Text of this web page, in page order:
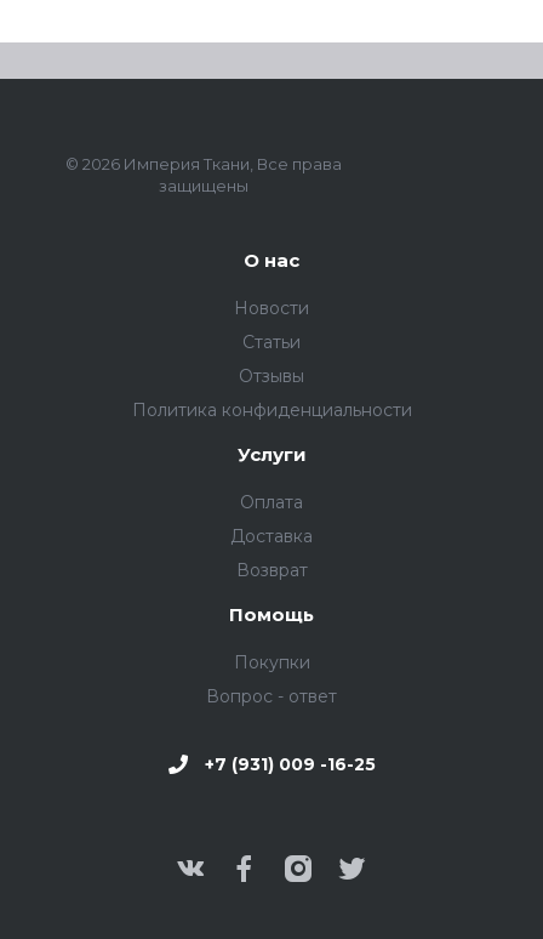
© 2026 Империя Ткани, Все права
защищены
О нас
Новости
Статьи
Отзывы
Политика конфиденциальности
Услуги
Оплата
Доставка
Возврат
Помощь
Покупки
Вопрос - ответ
+7 (931) 009 -16-25